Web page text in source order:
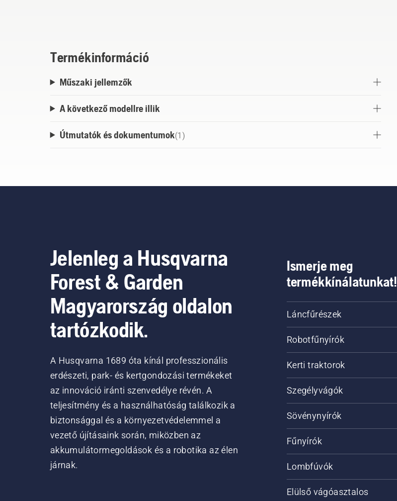
Termékinformáció
Műszaki jellemzők
A következő modellre illik
Útmutatók és dokumentumok(1 )
Jelenleg a Husqvarna
Forest & Garden
Magyarország oldalon
tartózkodik.
A Husqvarna 1689 óta kínál professzionális
erdészeti, park- és kertgondozási termékeket
az innováció iránti szenvedélye révén. A
teljesítmény és a használhatóság találkozik a
biztonsággal és a környezetvédelemmel a
vezető újításaink során, miközben az
akkumulátormegoldások és a robotika az élen
járnak.
Ismerje meg
termékkínálatunkat!
Láncfűrészek
Robotfűnyírók
Kerti traktorok
Szegélyvágók
Sövénynyírók
Fűnyírók
Lombfúvók
Elülső vágóasztalos